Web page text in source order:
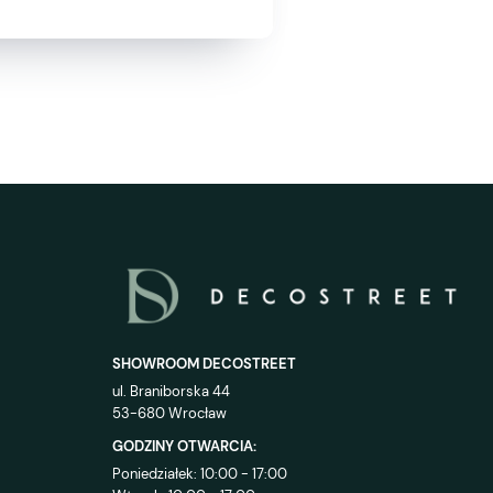
SHOWROOM DECOSTREET
ul. Braniborska 44
53-680 Wrocław
GODZINY OTWARCIA:
Poniedziałek: 10:00 - 17:00